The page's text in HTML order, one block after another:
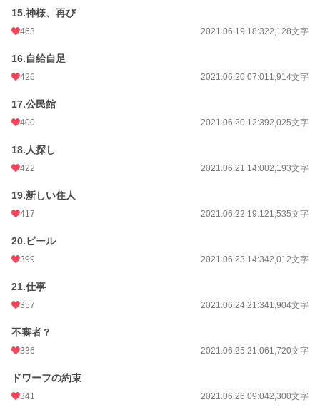
15.神様、再び
463 2021.06.19 18:322,128文字
16.自給自足
426 2021.06.20 07:011,914文字
17.公民館
400 2021.06.20 12:392,025文字
18.人探し
422 2021.06.21 14:002,193文字
19.新しい住人
417 2021.06.22 19:121,535文字
20.ビール
399 2021.06.23 14:342,012文字
21.仕事
357 2021.06.24 21:341,904文字
不審者？
336 2021.06.25 21:061,720文字
ドワーフの約束
341 2021.06.26 09:042,300文字